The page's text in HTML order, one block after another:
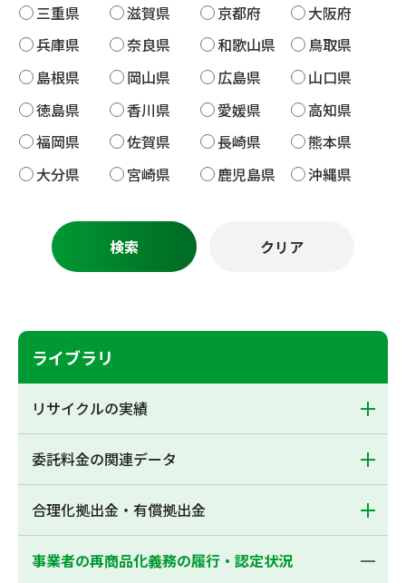
三重県
滋賀県 京都府
大阪府
兵庫県
奈良県 和歌山県
鳥取県
島根県
岡山県 広島県
山口県
徳島県
香川県 愛媛県
高知県
福岡県
佐賀県 長崎県
熊本県
大分県
宮崎県 鹿児島県 沖縄県
ライブラリ
リサイクルの実績
委託料金の関連データ
合理化拠出金・有償拠出金
事業者の再商品化義務の履行・認定状況